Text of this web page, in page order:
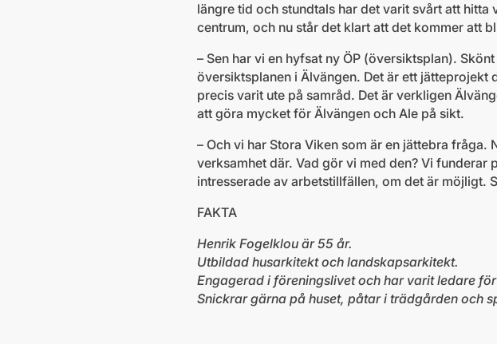
längre tid och stundtals har det varit svårt att
centrum, och nu står det klart att det kommer att
– Sen har vi en hyfsat ny ÖP (översiktsplan).
översiktsplanen i Älvängen. Det är ett
precis varit ute på samråd. Det är verkligen
att göra mycket för Älvängen och Ale på sikt.
– Och vi har Stora Viken som är en jättebra
verksamhet där. Vad gör vi med den? Vi
intresserade av arbetstillfällen, om det är möjligt.
FAKTA
Henrik Fogelklou är 55 år.
Utbildad husarkitekt och landskapsarkitekt.
Engagerad i föreningslivet och har varit ledare
Snickrar gärna på huset, påtar i trädgården och